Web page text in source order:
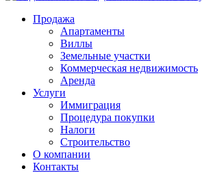
Продажа
Апартаменты
Виллы
Земельные участки
Коммерческая недвижимость
Аренда
Услуги
Иммиграция
Процедура покупки
Налоги
Строительство
О компании
Контакты